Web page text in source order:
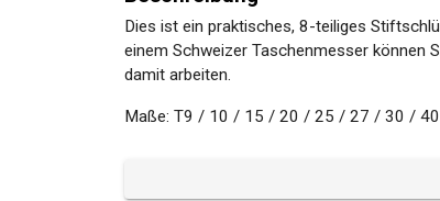
Dies ist ein praktisches, 8-teiliges
einem Schweizer Taschenmesser können
damit arbeiten.
Maße: T9 / 10 / 15 / 20 / 25 / 27 / 30 / 40